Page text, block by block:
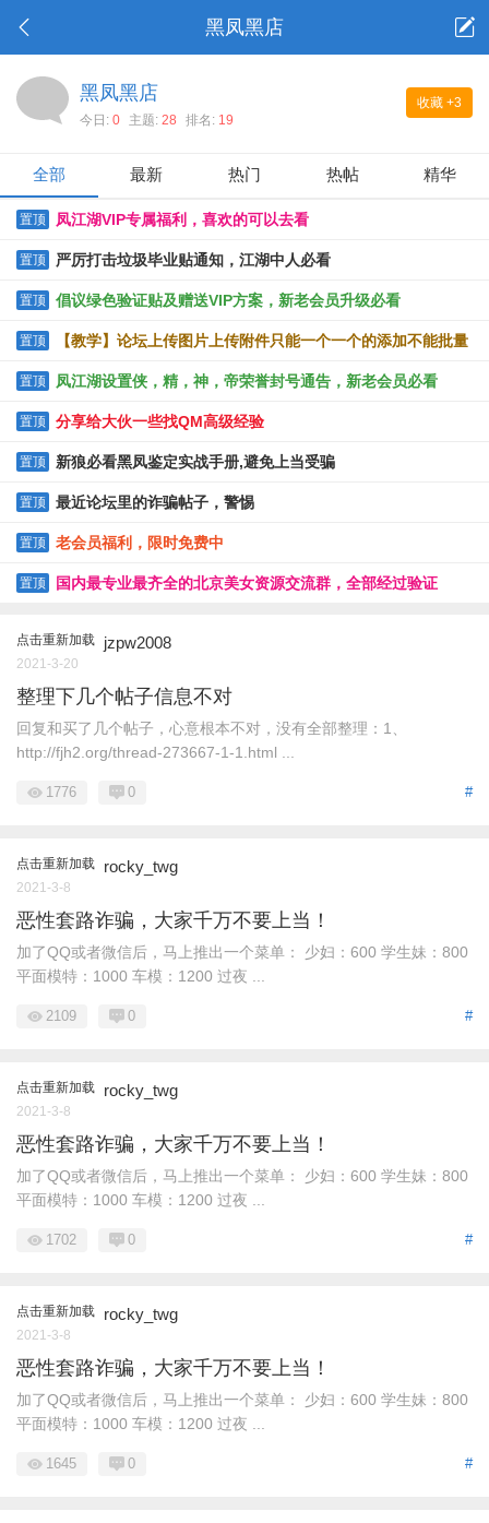
黑凤黑店
收藏 +3
黑凤黑店
今日: 0 主题: 28 排名: 19
全部 最新 热门 热帖 精华
置顶 凤江湖VIP专属福利，喜欢的可以去看
置顶 严厉打击垃圾毕业贴通知，江湖中人必看
置顶 倡议绿色验证贴及赠送VIP方案，新老会员升级必看
置顶 【教学】论坛上传图片上传附件只能一个一个的添加不能批量
上传的解决办法
置顶 凤江湖设置侠，精，神，帝荣誉封号通告，新老会员必看
置顶 分享给大伙一些找QM高级经验
置顶 新狼必看黑凤鉴定实战手册,避免上当受骗
置顶 最近论坛里的诈骗帖子，警惕
置顶 老会员福利，限时免费中
置顶 国内最专业最齐全的北京美女资源交流群，全部经过验证
点击重新加载 jzpw2008
2021-3-20
整理下几个帖子信息不对
回复和买了几个帖子，心意根本不对，没有全部整理：1、
http://fjh2.org/thread-273667-1-1.html ...
#
1776 0
点击重新加载 rocky_twg
2021-3-8
恶性套路诈骗，大家千万不要上当！
加了QQ或者微信后，马上推出一个菜单： 少妇：600 学生妹：800
平面模特：1000 车模：1200 过夜 ...
#
2109 0
点击重新加载 rocky_twg
2021-3-8
恶性套路诈骗，大家千万不要上当！
加了QQ或者微信后，马上推出一个菜单： 少妇：600 学生妹：800
平面模特：1000 车模：1200 过夜 ...
#
1702 0
点击重新加载 rocky_twg
2021-3-8
恶性套路诈骗，大家千万不要上当！
加了QQ或者微信后，马上推出一个菜单： 少妇：600 学生妹：800
平面模特：1000 车模：1200 过夜 ...
#
1645 0